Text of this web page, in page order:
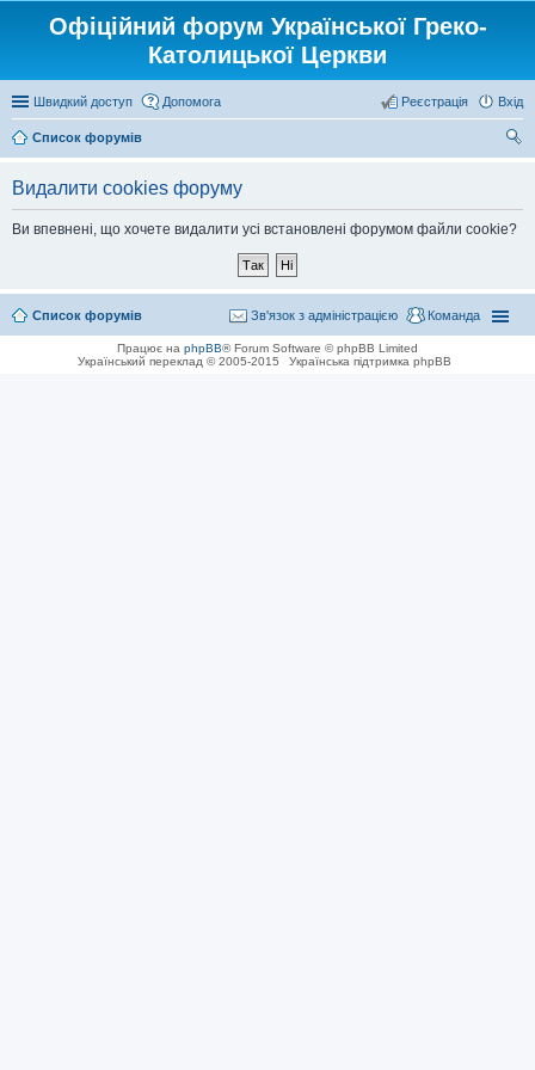
Офіційний форум Української Греко-
Католицької Церкви
Швидкий доступ Допомога Вхід
Реєстрація
Список форумів
Видалити cookies форуму
Ви впевнені, що хочете видалити усі встановлені форумом файли cookie?
Список форумів Команда
Зв'язок з адміністрацією
Працює на phpBB® Forum Software © phpBB Limited
Український переклад © 2005-2015
Українська підтримка phpBB